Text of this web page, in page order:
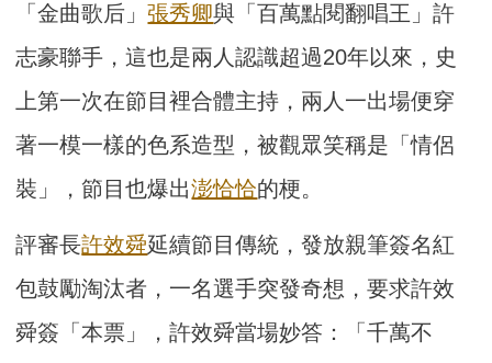
「金曲歌后」張秀卿與「百萬點閱翻唱王」許
志豪聯手，這也是兩人認識超過20年以來，史
上第一次在節目裡合體主持，兩人一出場便穿
著一模一樣的色系造型，被觀眾笑稱是「情侶
裝」，節目也爆出澎恰恰的梗。
評審長許效舜延續節目傳統，發放親筆簽名紅
包鼓勵淘汰者，一名選手突發奇想，要求許效
舜簽「本票」，許效舜當場妙答：「千萬不